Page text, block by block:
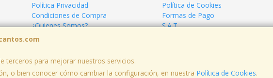
terceros para mejorar nuestros servicios.
o bien conocer cómo cambiar la configuración, en nuestra Política de Cookies.
Política Privacidad
Política de Cookies
Condiciones de Compra
Formas de Pago
¿Quienes Somos?
S.A.T.
, , , , España. - C.I.F.: B81702417 - Tfno: